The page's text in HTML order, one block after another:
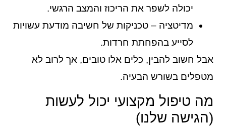
יכולה לשפר את הריכוז והמצב הרגשי.
מדיטציה – טכניקות של חשיבה מודעת עשויות
לסייע בהפחתת חרדות.
אבל חשוב להבין, כלים אלו טובים, אך לרוב לא
מטפלים בשורש הבעיה.
מה טיפול מקצועי יכול לעשות
(הגישה שלנו)